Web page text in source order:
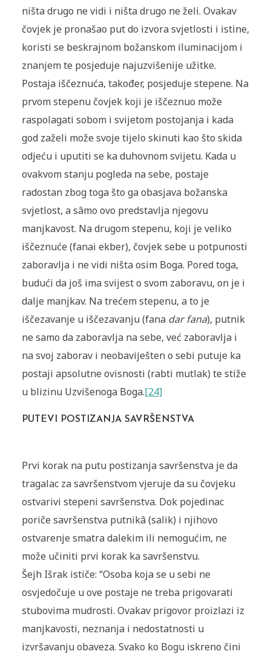
ništa drugo ne vidi i ništa drugo ne želi. Ovakav
čovjek je pronašao put do izvora svjetlosti i istine,
koristi se beskrajnom božanskom iluminacijom i
znanjem te posjeduje najuzvišenije užitke.
Postaja iščeznuća, također, posjeduje stepene. Na
prvom stepenu čovjek koji je iščeznuo može
raspolagati sobom i svijetom postojanja i kada
god zaželi može svoje tijelo skinuti kao što skida
odjeću i uputiti se ka duhovnom svijetu. Kada u
ovakvom stanju pogleda na sebe, postaje
radostan zbog toga što ga obasjava božanska
svjetlost, a sâmo ovo predstavlja njegovu
manjkavost. Na drugom stepenu, koji je veliko
iščeznuće (fanai ekber), čovjek sebe u potpunosti
zaboravlja i ne vidi ništa osim Boga. Pored toga,
budući da još ima svijest o svom zaboravu, on je i
dalje manjkav. Na trećem stepenu, a to je
iščezavanje u iščezavanju (fanadar fana), putnik
ne samo da zaboravlja na sebe, već zaboravlja i
na svoj zaborav i neobaviješten o sebi putuje ka
postaji apsolutne ovisnosti (rabti mutlak) te stiže
u blizinu Uzvišenoga Boga.[24]
PUTEVI POSTIZANJA SAVRŠENSTVA
Prvi korak na putu postizanja savršenstva je da
tragalac za savršenstvom vjeruje da su čovjeku
ostvarivi stepeni savršenstva. Dok pojedinac
poriče savršenstva putnikâ (salik) i njihovo
ostvarenje smatra dalekim ili nemogućim, ne
može učiniti prvi korak ka savršenstvu.
Šejh Išrak ističe: “Osoba koja se u sebi ne
osvjedočuje u ove postaje ne treba prigovarati
stubovima mudrosti. Ovakav prigovor proizlazi iz
manjkavosti, neznanja i nedostatnosti u
izvršavanju obaveza. Svako ko Bogu iskreno čini